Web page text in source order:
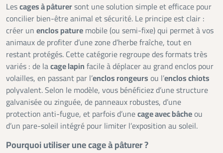
Lescages à pâturersont une solution simple et efficace pour
concilier bien-être animal et sécurité. Le principe est clair :
créer un enclos pature mobile (ou semi-fixe) qui permet à vos
animaux de profiter d’une zone d’herbe fraîche, tout en
restant protégés. Cette catégorie regroupe des formats très
variés : de lacage lapin facile à déplacer au grand enclos pour
volailles, en passant par l’enclos rongeurs ou l’enclos chiots
polyvalent. Selon le modèle, vous bénéficiez d’une structure
galvanisée ou zinguée, de panneaux robustes, d’une
protection anti-fugue, et parfois d’unecage avec bâcheou
d’un pare-soleil intégré pour limiter l’exposition au soleil.
Pourquoi utiliser une cage à pâturer ?